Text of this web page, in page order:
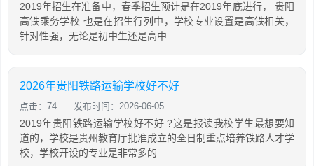
2019年招生在准备中，春季招生预计是在2019年底进行， 贵阳
高铁乘务学校 也是在招生行列中，学校专业设置是高铁相关，
针对性强，无论是初中生还是高中
2026年贵阳铁路运输学校好不好
点击：74 发布时间：2026-06-05
2019年贵阳铁路运输学校好不好 ?这是报读我校学生最想要知
道的，学校是贵州教育厅批准成立的全日制重点培养铁路人才学
校，学校开设的专业是非常多的